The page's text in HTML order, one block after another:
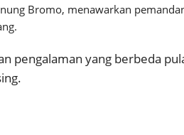
Bromo, menawarkan
pengalaman yang berbeda